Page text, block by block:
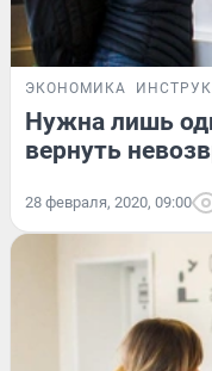
ЭКОНОМИКА
Нужна лишь
вернуть
28 февраля, 2020, 09:00